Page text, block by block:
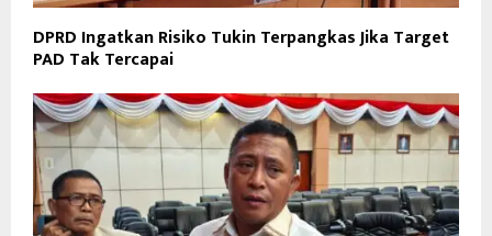
DPRD Ingatkan Risiko Tukin Terpangkas Jika Target
PAD Tak Tercapai